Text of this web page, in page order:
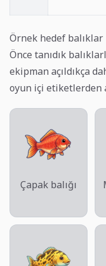
Örnek hedef balıklar
Önce tanıdık
ekipman açıldıkça
oyun içi etiketlerden
Çapak balığı